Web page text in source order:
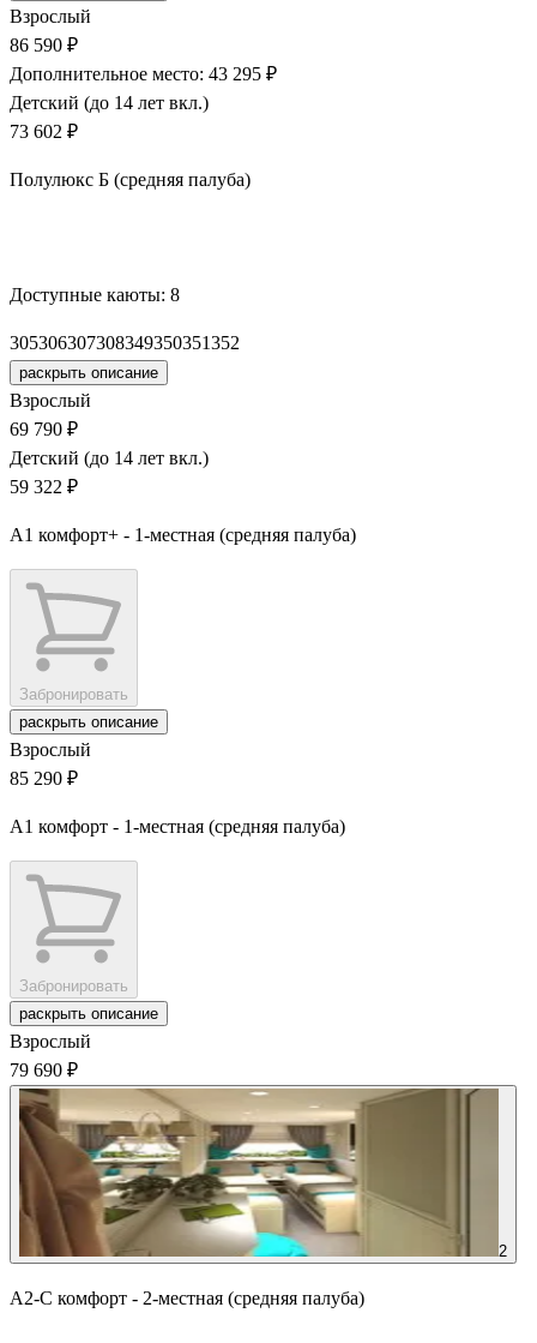
Взрослый
86 590 ₽
Дополнительное место: 43 295 ₽
Детский (до 14 лет вкл.)
73 602 ₽
Полулюкс Б (средняя палуба)
Доступные каюты: 8
305306307308349350351352
раскрыть описание
Взрослый
69 790 ₽
Детский (до 14 лет вкл.)
59 322 ₽
А1 комфорт+ - 1-местная (средняя палуба)
Забронировать
раскрыть описание
Взрослый
85 290 ₽
А1 комфорт - 1-местная (средняя палуба)
Забронировать
раскрыть описание
Взрослый
79 690 ₽
2
А2-С комфорт - 2-местная (средняя палуба)